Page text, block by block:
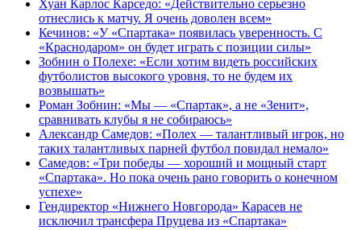
Хуан Карлос Карседо: «Действительно серьезно
отнеслись к матчу. Я очень доволен всем»
Кечинов: «У «Спартака» появилась уверенность. С
«Краснодаром» он будет играть с позиции силы»
Зобнин о Полехе: «Если хотим видеть российских
футболистов высокого уровня, то не будем их
возвышать»
Роман Зобнин: «Мы — «Спартак», а не «Зенит»,
сравнивать клубы я не собираюсь»
Александр Самедов: «Полех — талантливый игрок, но
таких талантливых парней футбол повидал немало»
Самедов: «Три победы — хороший и мощный старт
«Спартака». Но пока очень рано говорить о конечном
успехе»
Гендиректор «Нижнего Новгорода» Карасев не
исключил трансфера Пруцева из «Спартака»